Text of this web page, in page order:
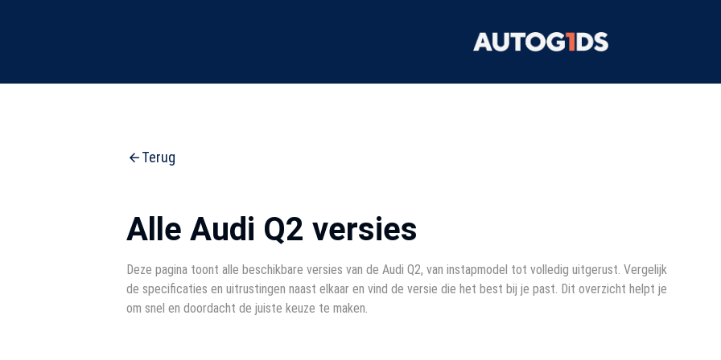
Terug
Alle Audi Q2 versies
Deze pagina toont alle beschikbare versies van de Audi Q2, van instapmodel tot volledig uitgerust. Vergelijk
de specificaties en uitrustingen naast elkaar en vind de versie die het best bij je past. Dit overzicht helpt je
om snel en doordacht de juiste keuze te maken.